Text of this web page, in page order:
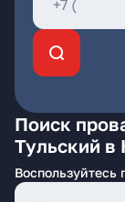
Поиск
Тульский в